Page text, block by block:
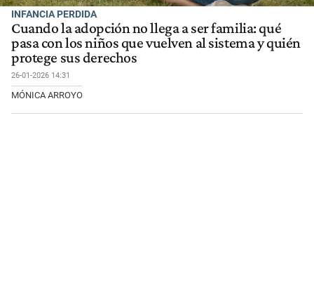
INFANCIA PERDIDA
Cuando la adopción no llega a ser familia: qué
pasa con los niños que vuelven al sistema y quién
protege sus derechos
26-01-2026 14:31
MÓNICA ARROYO